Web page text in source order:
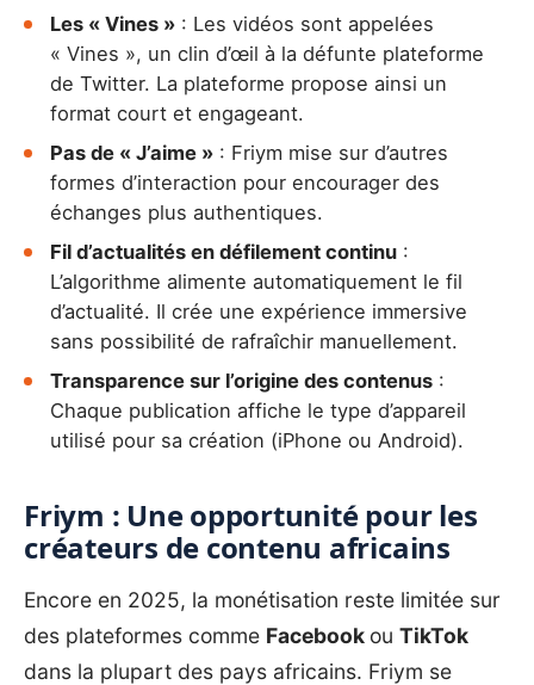
Les « Vines » : Les vidéos sont appelées
« Vines », un clin d’œil à la défunte plateforme
de Twitter. La plateforme propose ainsi un
format court et engageant.
Pas de « J’aime » : Friym mise sur d’autres
formes d’interaction pour encourager des
échanges plus authentiques.
Fil d’actualités en défilement continu :
L’algorithme alimente automatiquement le fil
d’actualité. Il crée une expérience immersive
sans possibilité de rafraîchir manuellement.
Transparence sur l’origine des contenus :
Chaque publication affiche le type d’appareil
utilisé pour sa création (iPhone ou Android).
Friym : Une opportunité pour les
créateurs de contenu africains
Encore en 2025, la monétisation reste limitée sur
des plateformes comme Facebook ou TikTok
dans la plupart des pays africains. Friym se